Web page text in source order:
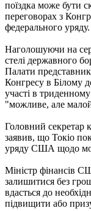
поїздка може бути
переговорах з
федерального
Наголошуючи на
стелі державного
Палати
Конгресу в Білому
участі в
"можливе, але
Головний секретар
заявив, що Токіо
уряду США щодо
Міністр фінансів
залишитися без
вдасться до
підвищити або